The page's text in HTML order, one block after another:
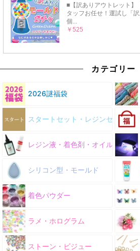
カテゴリー
2026謎福袋
スタートセット・レジンセット
レジン液・着色剤・オイル
シリコン型・モールド
着色パウダー
ラメ・ホログラム
ストーン・ビジュー